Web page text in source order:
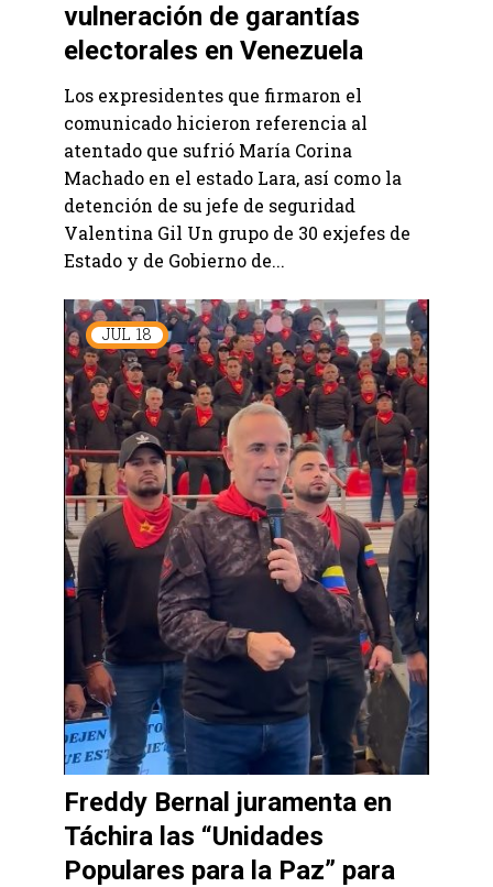
vulneración de garantías
electorales en Venezuela
Los expresidentes que firmaron el
comunicado hicieron referencia al
atentado que sufrió María Corina
Machado en el estado Lara, así como la
detención de su jefe de seguridad
Valentina Gil Un grupo de 30 exjefes de
Estado y de Gobierno de...
JUL 18
Freddy Bernal juramenta en
Táchira las “Unidades
Populares para la Paz” para